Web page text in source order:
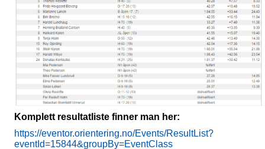
Komplett resultatliste finner man her:
https://eventor.orientering.no/Events/ResultList?
eventId=15844&groupBy=EventClass